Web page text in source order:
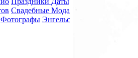
Свадебные Мода
Фотографы Энгельс